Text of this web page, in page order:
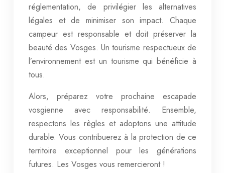
réglementation, de privilégier les alternatives
légales et de minimiser son impact. Chaque
campeur est responsable et doit préserver la
beauté des Vosges. Un tourisme respectueux de
l’environnement est un tourisme qui bénéficie à
tous.
Alors, préparez votre prochaine escapade
vosgienne avec responsabilité. Ensemble,
respectons les règles et adoptons une attitude
durable. Vous contribuerez à la protection de ce
territoire exceptionnel pour les générations
futures. Les Vosges vous remercieront !